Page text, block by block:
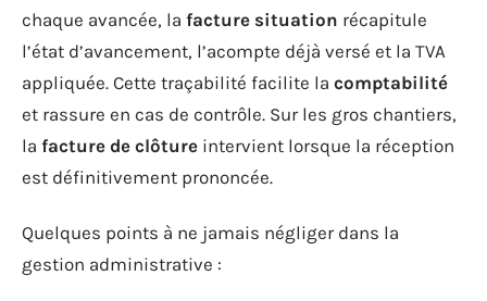
chaque avancée, la facture situation récapitule
l’état d’avancement, l’acompte déjà versé et la TVA
appliquée. Cette traçabilité facilite la comptabilité
et rassure en cas de contrôle. Sur les gros chantiers,
la facture de clôture intervient lorsque la réception
est définitivement prononcée.
Quelques points à ne jamais négliger dans la
gestion administrative :